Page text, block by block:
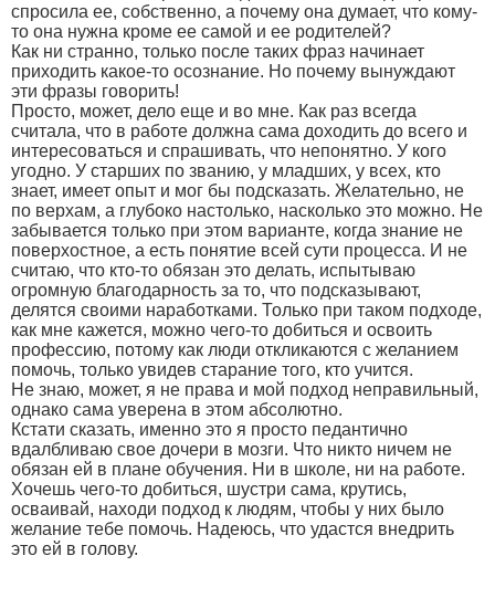
спросила ее, собственно, а почему она думает, что кому-
то она нужна кроме ее самой и ее родителей?
Как ни странно, только после таких фраз начинает
приходить какое-то осознание. Но почему вынуждают
эти фразы говорить!
Просто, может, дело еще и во мне. Как раз всегда
считала, что в работе должна сама доходить до всего и
интересоваться и спрашивать, что непонятно. У кого
угодно. У старших по званию, у младших, у всех, кто
знает, имеет опыт и мог бы подсказать. Желательно, не
по верхам, а глубоко настолько, насколько это можно. Не
забывается только при этом варианте, когда знание не
поверхостное, а есть понятие всей сути процесса. И не
считаю, что кто-то обязан это делать, испытываю
огромную благодарность за то, что подсказывают,
делятся своими наработками. Только при таком подходе,
как мне кажется, можно чего-то добиться и освоить
профессию, потому как люди откликаются с желанием
помочь, только увидев старание того, кто учится.
Не знаю, может, я не права и мой подход неправильный,
однако сама уверена в этом абсолютно.
Кстати сказать, именно это я просто педантично
вдалбливаю свое дочери в мозги. Что никто ничем не
обязан ей в плане обучения. Ни в школе, ни на работе.
Хочешь чего-то добиться, шустри сама, крутись,
осваивай, находи подход к людям, чтобы у них было
желание тебе помочь. Надеюсь, что удастся внедрить
это ей в голову.